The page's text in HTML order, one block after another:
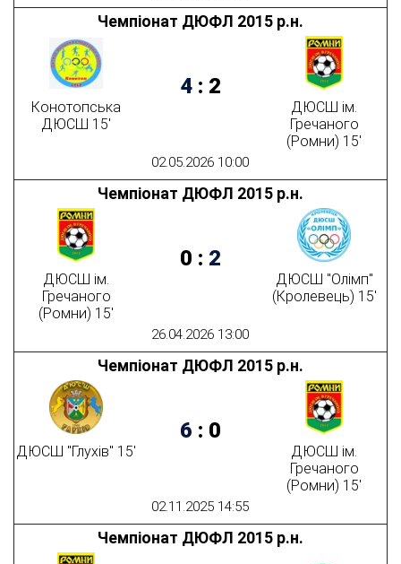
02.05.2026 10:00
Чемпіонат ДЮФЛ 2015 р.н.
Конотопська
ДЮСШ 15'
4: 2
ДЮСШ ім.
Гречаного
(Ромни) 15'
26.04.2026 13:00
Чемпіонат ДЮФЛ 2015 р.н.
ДЮСШ ім.
Гречаного
(Ромни) 15'
0 : 2
ДЮСШ "Олімп"
(Кролевець) 15'
02.11.2025 14:55
Чемпіонат ДЮФЛ 2015 р.н.
ДЮСШ "Глухів" 15'
6 : 0
ДЮСШ ім.
Гречаного
(Ромни) 15'
Чемпіонат ДЮФЛ 2015 р.н.